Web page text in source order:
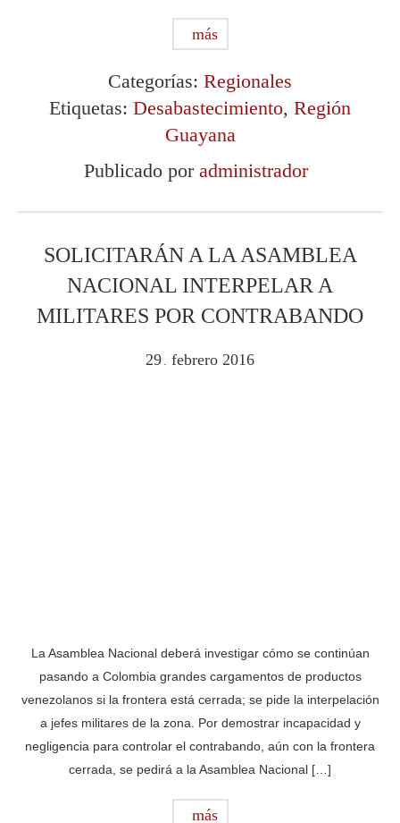
más
Categorías: Regionales
Etiquetas: Desabastecimiento, Región
Guayana
Publicado por administrador
SOLICITARÁN A LA ASAMBLEA
NACIONAL INTERPELAR A
MILITARES POR CONTRABANDO
29 . febrero 2016
La Asamblea Nacional deberá investigar cómo se continúan
pasando a Colombia grandes cargamentos de productos
venezolanos si la frontera está cerrada; se pide la interpelación
a jefes militares de la zona. Por demostrar incapacidad y
negligencia para controlar el contrabando, aún con la frontera
cerrada, se pedirá a la Asamblea Nacional […]
más